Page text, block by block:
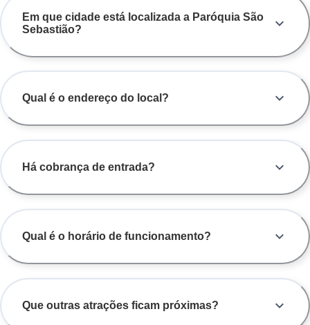
Em que cidade está localizada a Paróquia São
Sebastião?
Qual é o endereço do local?
Há cobrança de entrada?
Qual é o horário de funcionamento?
Que outras atrações ficam próximas?